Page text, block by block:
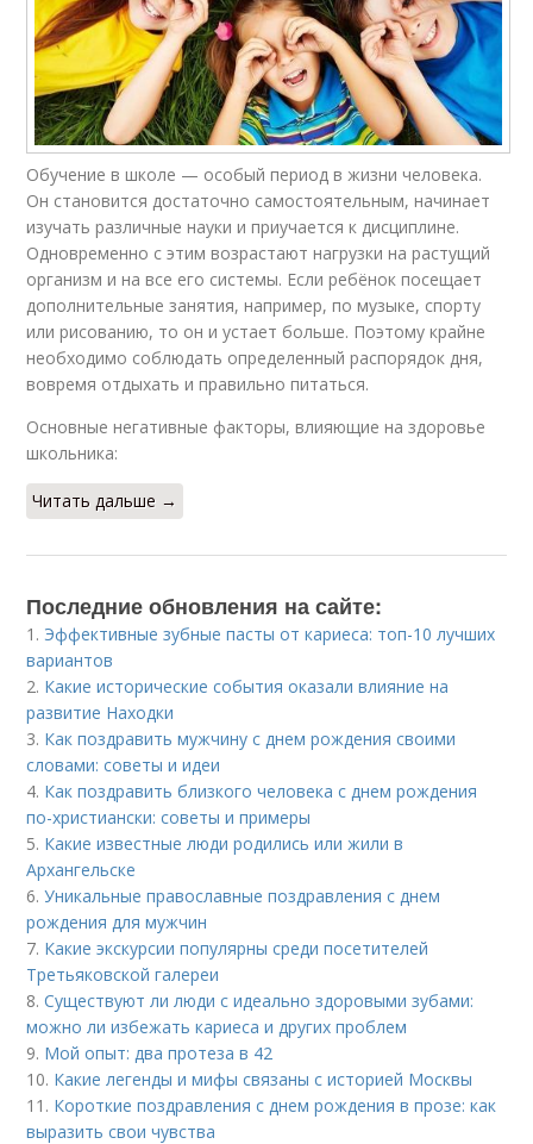
Обучение в школе — особый период в жизни человека.
Он становится достаточно самостоятельным, начинает
изучать различные науки и приучается к дисциплине.
Одновременно с этим возрастают нагрузки на растущий
организм и на все его системы. Если ребёнок посещает
дополнительные занятия, например, по музыке, спорту
или рисованию, то он и устает больше. Поэтому крайне
необходимо соблюдать определенный распорядок дня,
вовремя отдыхать и правильно питаться.
Основные негативные факторы, влияющие на здоровье
школьника:
Читать дальше →
Последние обновления на сайте:
1. Эффективные зубные пасты от кариеса: топ-10 лучших
вариантов
2. Какие исторические события оказали влияние на
развитие Находки
3. Как поздравить мужчину с днем рождения своими
словами: советы и идеи
4. Как поздравить близкого человека с днем рождения
по-христиански: советы и примеры
5. Какие известные люди родились или жили в
Архангельске
6.Уникальные православные поздравления с днем
рождения для мужчин
7. Какие экскурсии популярны среди посетителей
Третьяковской галереи
8.Существуют ли люди с идеально здоровыми зубами:
можно ли избежать кариеса и других проблем
9. Мой опыт: два протеза в 42
10. Какие легенды и мифы связаны с историей Москвы
11. Короткие поздравления с днем рождения в прозе: как
выразить свои чувства